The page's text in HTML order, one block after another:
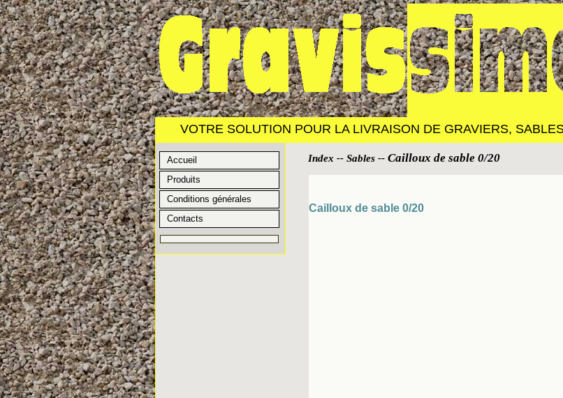
VOTRE SOLUTION POUR LA LIVRAISON DE GRAVIERS,
Accueil
Produits
Conditions générales
Contacts
Index -- Sables -- Cailloux de sable 0/20
Cailloux de sable 0/20